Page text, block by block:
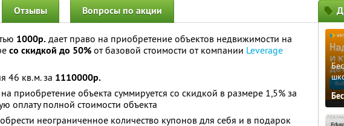
Отзывы Вопросы по акции
1000р. дает право на приобретение объектов недвижимости на
со скидкой до 50% от базовой стоимости от компании Leverage
46 кв.м. за 1110000р.
приобретение объекта суммируется со скидкой в размере 1,5% за
оплату полной стоимости объекта
неограниченное количество купонов для себя и в подарок